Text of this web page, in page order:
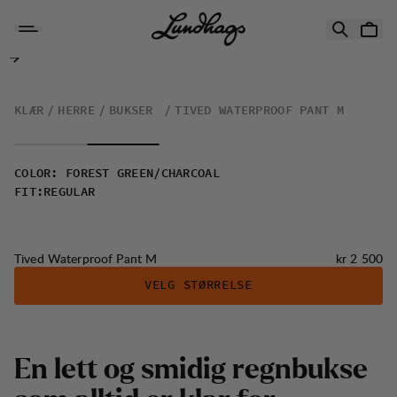
Tived Waterproof Pant M
KLÆR HERRE BUKSER TIVED WATERPROOF PANT M
COLOR :
FOREST GREEN/CHARCOAL
FIT: REGULAR
Tived Waterproof Pant M Pris:
kr 2 500
VELG STØRRELSE
En lett og smidig regnbukse